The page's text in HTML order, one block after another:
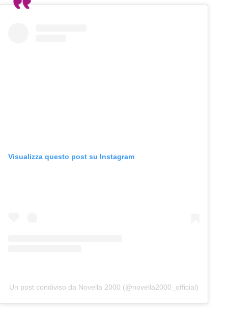
Visualizza questo post su Instagram
Un post condiviso da Novella 2000 (@novella2000_official)